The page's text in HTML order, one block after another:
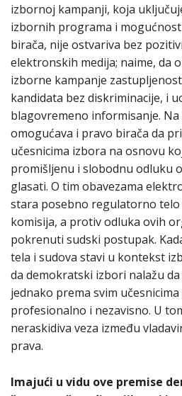
izbornoj kampanji, koja
izbornih programa i
birača, nije ostvariva bez
elektronskih medija; naime, da
izborne kampanje
kandidata bez diskriminacije, i
blagovremeno informisanje. Na
omogućava i pravo birača da
učesnicima izbora na osnovu
promišljenu i slobodnu odluku
glasati. O tim obavezama
stara posebno regulatorno telo
komisija, a protiv odluka ovih
pokrenuti sudski postupak.
tela i sudova stavi u kontekst
da demokratski izbori nalažu
jednako prema svim
profesionalno i nezavisno. U
neraskidiva veza između
prava.
Imajući u vidu ove premise